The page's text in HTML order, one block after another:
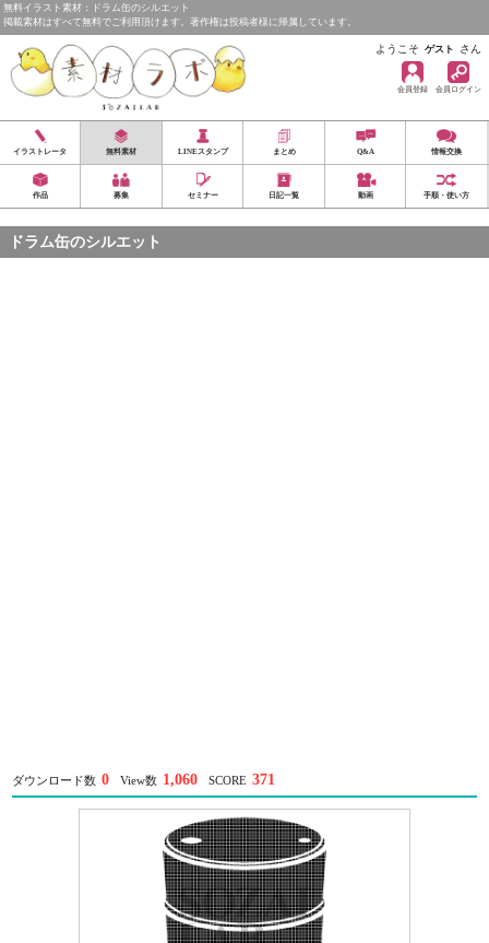
無料イラスト素材：ドラム缶のシルエット
掲載素材はすべて無料でご利用頂けます。著作権は投稿者様に帰属しています。
ようこそ ゲスト さん
会員登録 会員ログイン
イラストレータ 無料素材 LINEスタンプ まとめ Q&A 情報交換
作品 募集 セミナー 日記一覧 動画 手順・使い方
ドラム缶のシルエット
ダウンロード数 0 View数 1,060 SCORE 371